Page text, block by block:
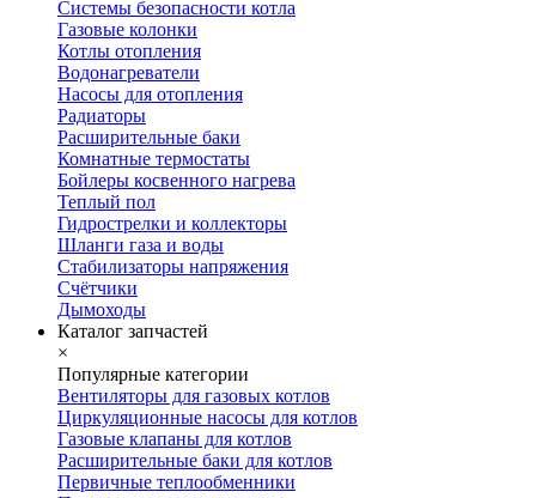
Системы безопасности котла
Газовые колонки
Котлы отопления
Водонагреватели
Насосы для отопления
Радиаторы
Расширительные баки
Комнатные термостаты
Бойлеры косвенного нагрева
Теплый пол
Гидрострелки и коллекторы
Шланги газа и воды
Стабилизаторы напряжения
Счётчики
Дымоходы
Каталог запчастей
×
Популярные категории
Вентиляторы для газовых котлов
Циркуляционные насосы для котлов
Газовые клапаны для котлов
Расширительные баки для котлов
Первичные теплообменники